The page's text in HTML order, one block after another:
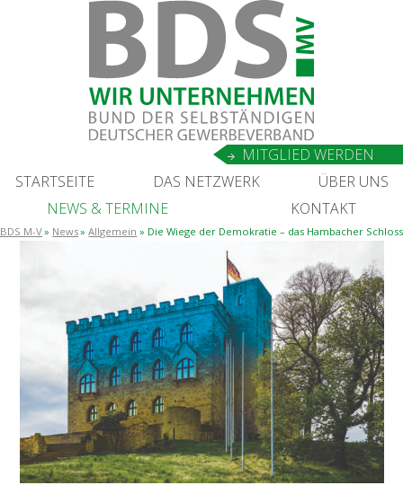
START­SEI­TE DAS NETZ­WERK
ÜBER UNS
NEWS &TERMINE KON­TAKT
MIT­GLIED WERDEN
BDS M-V News Allgemein Die Wie­ge der Demo­kra­tie – das Ham­ba­cher Schloss